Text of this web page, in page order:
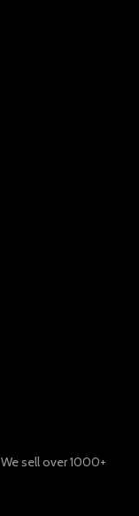
sell over 1000+